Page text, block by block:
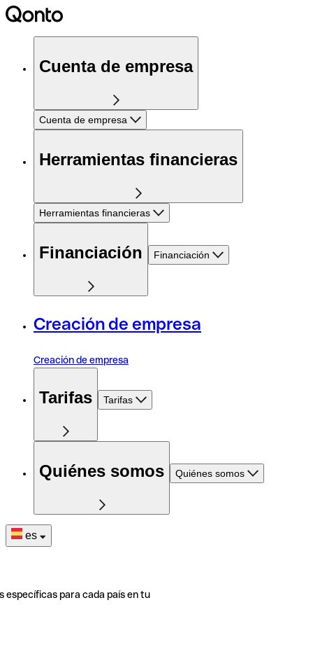
Cuenta de empresa
Cuenta de empresa
Herramientas financieras
Herramientas financieras
Financiación Financiación
Creación de empresa
Creación de empresa
Tarifas Tarifas
Quiénes somos Quiénes somos
es
específicas para cada país en tu